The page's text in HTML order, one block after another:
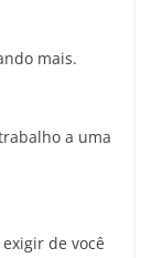
mais.
a uma
de você